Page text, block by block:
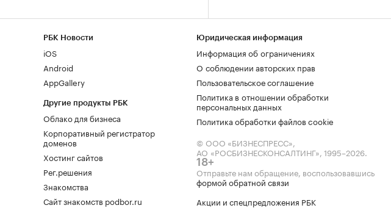
РБК Новости
iOS
Android
AppGallery
Другие продукты РБК
Облако для бизнеса
Корпоративный регистратор
доменов
Хостинг сайтов
Рег.решения
Знакомства
Сайт знакомств podbor.ru
Юридическая информация
Информация об ограничениях
О соблюдении авторских прав
Пользовательское соглашение
Политика в отношении обработки
персональных данных
Политика обработки файлов cookie
© ООО «БИЗНЕСПРЕСС»,
АО «РОСБИЗНЕСКОНСАЛТИНГ», 1995–2026.
18+
Отправьте нам обращение, воспользовавшись
формой обратной связи
Акции и спецпредложения РБК